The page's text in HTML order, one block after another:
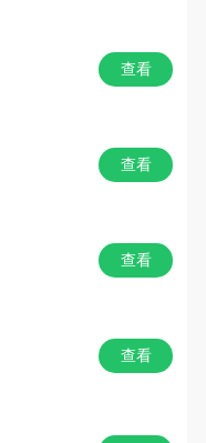
查看
查看
查看
查看